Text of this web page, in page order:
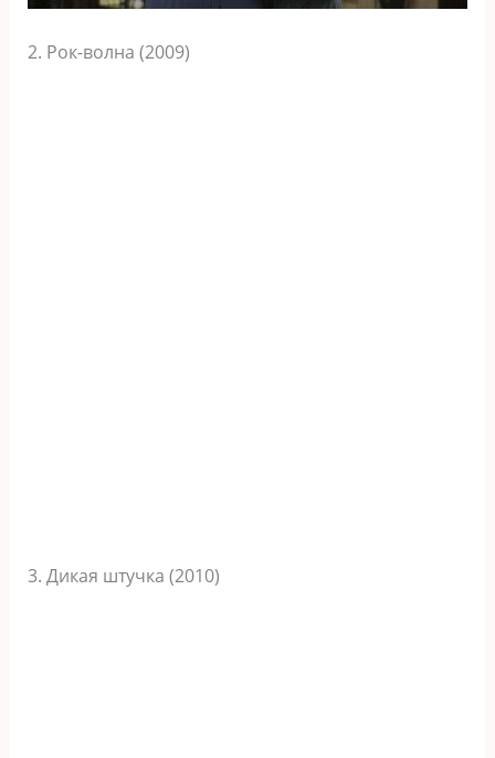
2. Рок-волна (2009)
3. Дикая штучка (2010)